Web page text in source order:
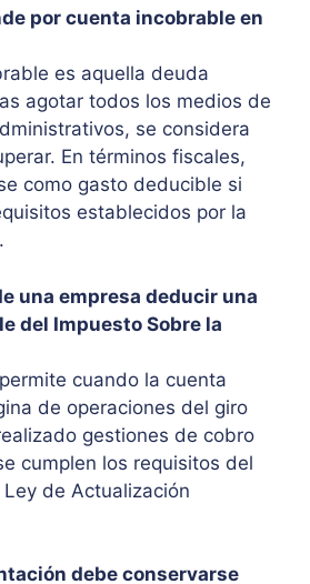
por cuenta incobrable en
es aquella deuda
agotar todos los medios de
se considera
En términos fiscales,
como gasto deducible si
establecidos por la
una empresa deducir una
del Impuesto Sobre la
cuando la cuenta
de operaciones del giro
gestiones de cobro
cumplen los requisitos del
de Actualización
debe conservarse